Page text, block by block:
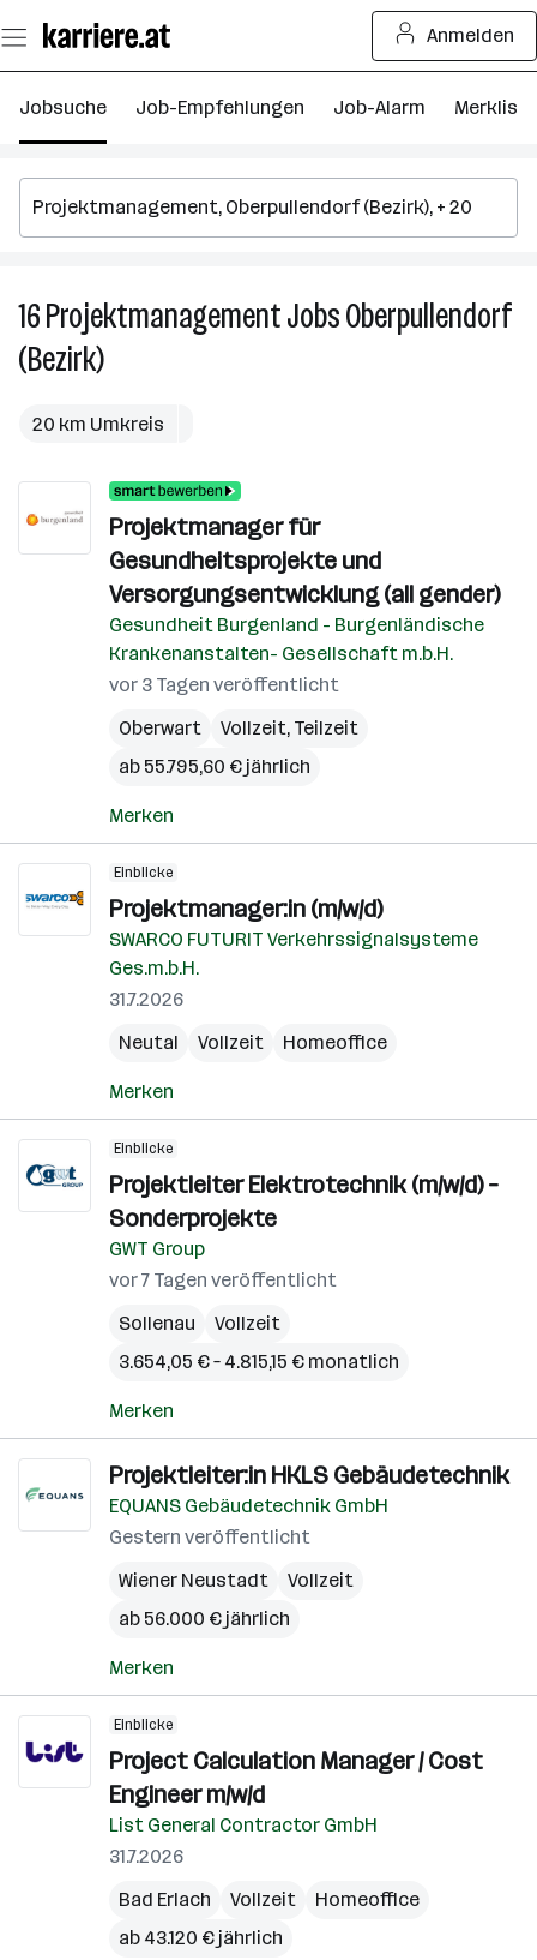
Seiteninhalt
springen
Anmelden
Jobsuche Job-Empfehlungen Job-Alarm Merkliste
16ProjektmanagementJobsOberpullendorf
(Bezirk)
20 km Umkreis
Projektmanager für
Gesundheitsprojekte und
Versorgungsentwicklung (all gender)
Gesundheit Burgenland - Burgenländische
Krankenanstalten- Gesellschaft m.b.H.
vor 3 Tagen veröffentlicht
Oberwart
Vollzeit, Teilzeit
ab 55.795,60 € jährlich
Merken
Einblicke
Projektmanager:in (m/w/d)
SWARCO FUTURIT Verkehrssignalsysteme
Ges.m.b.H.
31.7.2026
Neutal
Vollzeit Homeoffice
Merken
Einblicke
Projektleiter Elektrotechnik (m/w/d) –
Sonderprojekte
GWT Group
vor 7 Tagen veröffentlicht
Sollenau
Vollzeit
3.654,05 € – 4.815,15 € monatlich
Merken
Projektleiter:in HKLS Gebäudetechnik
EQUANS Gebäudetechnik GmbH
Gestern veröffentlicht
Wiener Neustadt
Vollzeit
ab 56.000 € jährlich
Merken
Einblicke
Project Calculation Manager / Cost
Engineer m/w/d
List General Contractor GmbH
31.7.2026
Bad Erlach
Vollzeit
Homeoffice
ab 43.120 € jährlich